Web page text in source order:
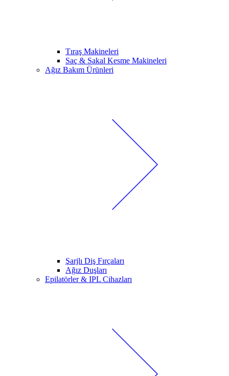
Tıraş Makineleri
Saç & Sakal Kesme Makineleri
Ağız Bakım Ürünleri
Şarjlı Diş Fırçaları
Ağız Duşları
Epilatörler & IPL Cihazları